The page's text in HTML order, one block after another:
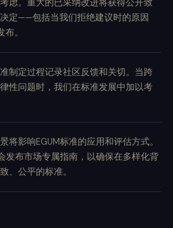
定——包括当我们拒绝建议时的原因
。
制定过程记录社区反馈和关切。当跨
性问题时，我们在标准发展中加以考
将影响EGUM标准的应用和评估方式。
发布市场专属指南，以确保在多样化背
、公平的标准。